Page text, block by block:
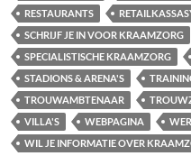
RESTAURANTS
SCHRIJF JE IN VOOR KRAAMZORG
SPECIALISTISCHE KRAAMZORG
STADIONS & ARENA'S
TROUWAMBTENAAR
VILLA'S
WEBPAGINA
WIL JE INFORMATIE OVER